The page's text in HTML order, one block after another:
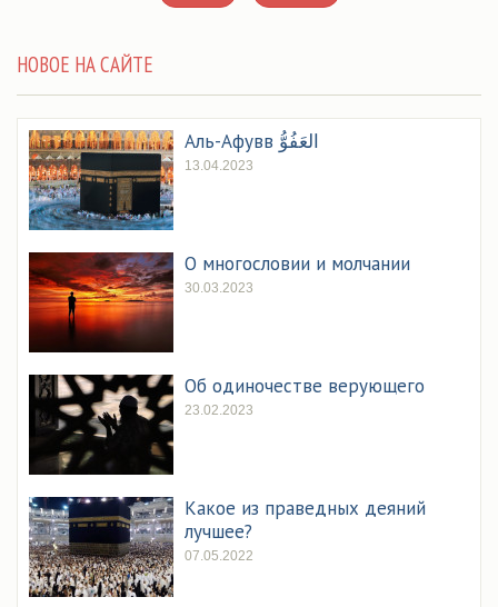
НОВОЕ НА САЙТЕ
Аль-Афувв العَفُوُّ
13.04.2023
О многословии и молчании
30.03.2023
Об одиночестве верующего
23.02.2023
Какое из праведных деяний
лучшее?
07.05.2022